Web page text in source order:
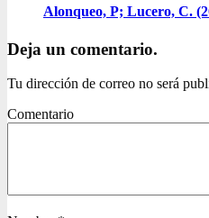
Alonqueo, P; Lucero, C.
Deja un comentario.
Tu dirección de correo no será
Comentario